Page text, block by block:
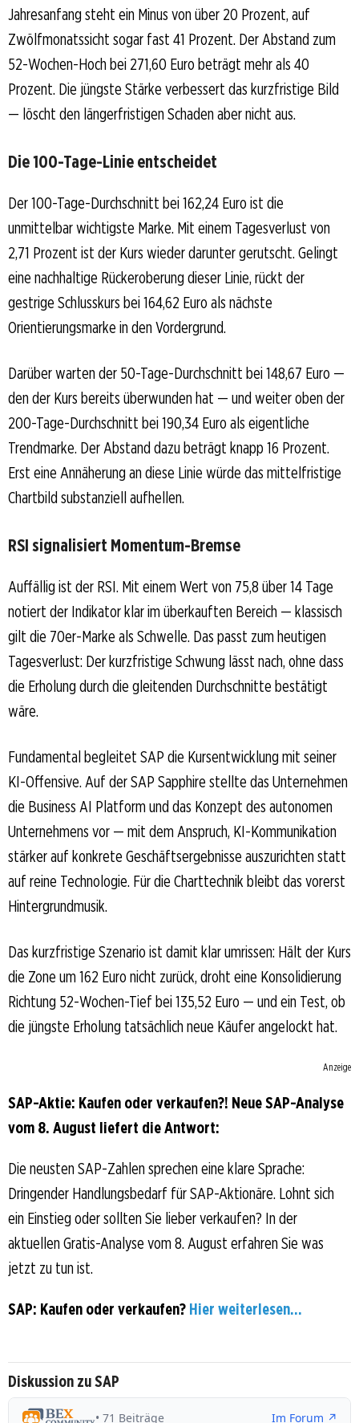
Jahresanfang steht ein Minus von über 20 Prozent, auf
Zwölfmonatssicht sogar fast 41 Prozent. Der Abstand zum
52-Wochen-Hoch bei 271,60 Euro beträgt mehr als 40
Prozent. Die jüngste Stärke verbessert das kurzfristige Bild
— löscht den längerfristigen Schaden aber nicht aus.
Die 100-Tage-Linie entscheidet
Der 100-Tage-Durchschnitt bei 162,24 Euro ist die
unmittelbar wichtigste Marke. Mit einem Tagesverlust von
2,71 Prozent ist der Kurs wieder darunter gerutscht. Gelingt
eine nachhaltige Rückeroberung dieser Linie, rückt der
gestrige Schlusskurs bei 164,62 Euro als nächste
Orientierungsmarke in den Vordergrund.
Darüber warten der 50-Tage-Durchschnitt bei 148,67 Euro —
den der Kurs bereits überwunden hat — und weiter oben der
200-Tage-Durchschnitt bei 190,34 Euro als eigentliche
Trendmarke. Der Abstand dazu beträgt knapp 16 Prozent.
Erst eine Annäherung an diese Linie würde das mittelfristige
Chartbild substanziell aufhellen.
RSI signalisiert Momentum-Bremse
Auffällig ist der RSI. Mit einem Wert von 75,8 über 14 Tage
notiert der Indikator klar im überkauften Bereich — klassisch
gilt die 70er-Marke als Schwelle. Das passt zum heutigen
Tagesverlust: Der kurzfristige Schwung lässt nach, ohne dass
die Erholung durch die gleitenden Durchschnitte bestätigt
wäre.
Fundamental begleitet SAP die Kursentwicklung mit seiner
KI-Offensive. Auf der SAP Sapphire stellte das Unternehmen
die Business AI Platform und das Konzept des autonomen
Unternehmens vor — mit dem Anspruch, KI-Kommunikation
stärker auf konkrete Geschäftsergebnisse auszurichten statt
auf reine Technologie. Für die Charttechnik bleibt das vorerst
Hintergrundmusik.
Das kurzfristige Szenario ist damit klar umrissen: Hält der Kurs
die Zone um 162 Euro nicht zurück, droht eine Konsolidierung
Richtung 52-Wochen-Tief bei 135,52 Euro — und ein Test, ob
die jüngste Erholung tatsächlich neue Käufer angelockt hat.
Anzeige
SAP-Aktie: Kaufen oder verkaufen?! Neue SAP-Analyse
vom 8. August liefert die Antwort:
Die neusten SAP-Zahlen sprechen eine klare Sprache:
Dringender Handlungsbedarf für SAP-Aktionäre. Lohnt sich
ein Einstieg oder sollten Sie lieber verkaufen? In der
aktuellen Gratis-Analyse vom 8. August erfahren Sie was
jetzt zu tun ist.
SAP: Kaufen oder verkaufen? Hier weiterlesen...
Diskussion zu SAP